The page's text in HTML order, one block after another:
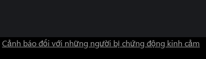
Cảnh báo đối với những người bị chứng động kinh cảm